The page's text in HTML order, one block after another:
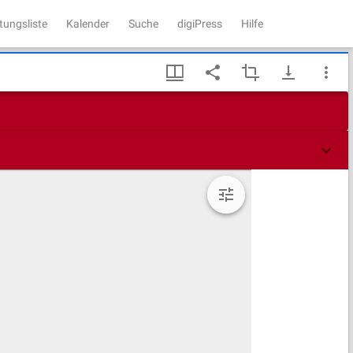
Kalender Suche digiPress Hilfe